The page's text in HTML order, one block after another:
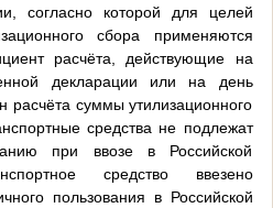
согласно которой для целей
сбора применяются
расчёта, действующие на
декларации или на день
расчёта суммы утилизационного
средства не подлежат
при ввозе в Российской
средство ввезено
пользования в Российской